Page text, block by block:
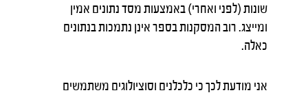
שונות (לפני ואחרי) באמצעות מסד נתונים אמין
ומייצג. רוב המסקנות בספר אינן נתמכות בנתונים
כאלה.
אני מודעת לכך כי כלכלנים וסוציולוגים משתמשים